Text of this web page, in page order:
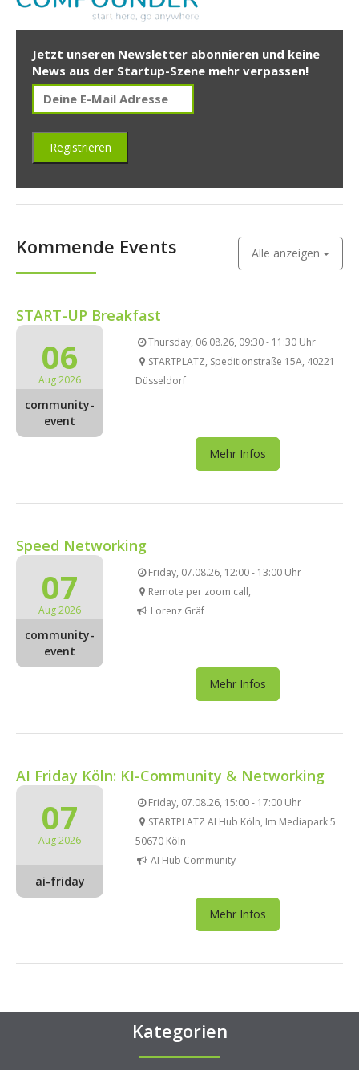
Jetzt unseren Newsletter abonnieren und keine
News aus der Startup-Szene mehr verpassen!
Kommende Events Alle anzeigen
START-UP Breakfast
06
Aug 2026
community-
event
Thursday, 06.08.26, 09:30 - 11:30 Uhr
STARTPLATZ, Speditionstraße 15A, 40221
Düsseldorf
Mehr Infos
Speed Networking
07
Aug 2026
community-
event
Friday, 07.08.26, 12:00 - 13:00 Uhr
Remote per zoom call,
Lorenz Gräf
Mehr Infos
AI Friday Köln: KI-Community & Networking
07
Aug 2026
ai-friday
Friday, 07.08.26, 15:00 - 17:00 Uhr
STARTPLATZ AI Hub Köln, Im Mediapark 5
50670 Köln
AI Hub Community
Mehr Infos
Kategorien